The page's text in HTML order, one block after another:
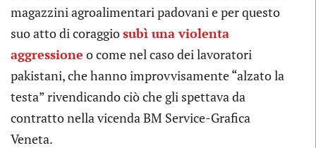
magazzini agroalimentari padovani e per questo
suo atto di coraggiosubì una violenta
aggressione o come nel caso dei lavoratori
pakistani, che hanno improvvisamente “alzato la
testa” rivendicando ciò che gli spettava da
contratto nella vicenda BM Service-Grafica
Veneta.